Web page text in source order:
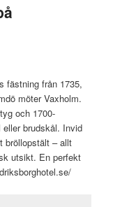
fästning från 1735,
möter Vaxholm.
och 1700-
brudskål. Invid
bröllopstält – allt
utsikt. En perfekt